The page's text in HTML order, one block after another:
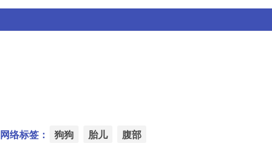
网络标签： 狗狗 胎儿 腹部